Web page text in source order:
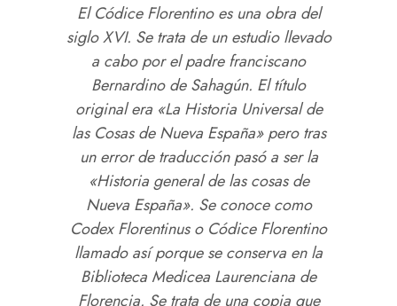
El Códice Florentino es una obra del
siglo XVI. Se trata de un estudio llevado
a cabo por el padre franciscano
Bernardino de Sahagún. El título
original era «La Historia Universal de
las Cosas de Nueva España» pero tras
un error de traducción pasó a ser la
«Historia general de las cosas de
Nueva España». Se conoce como
Codex Florentinus o Códice Florentino
llamado así porque se conserva en la
Biblioteca Medicea Laurenciana de
Florencia. Se trata de una copia que